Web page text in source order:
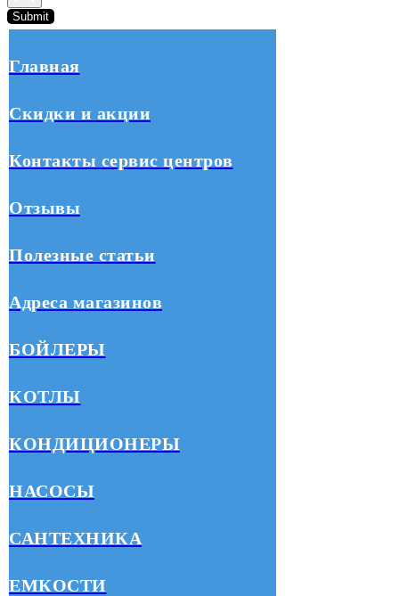
Submit
Главная
Скидки и акции
Контакты сервис центров
Отзывы
Полезные статьи
Адреса магазинов
БОЙЛЕРЫ
КОТЛЫ
КОНДИЦИОНЕРЫ
НАСОСЫ
САНТЕХНИКА
ЕМКОСТИ